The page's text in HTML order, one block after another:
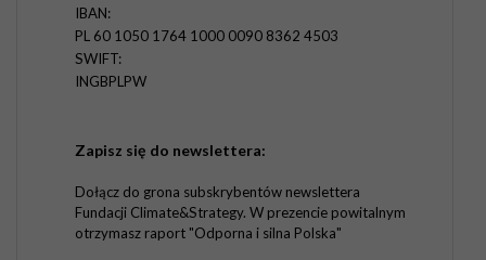
IBAN:
PL 60 1050 1764 1000 0090 8362 4503
SWIFT:
INGBPLPW
Zapisz się do newslettera:
Dołącz do grona subskrybentów newslettera
Fundacji Climate&Strategy. W prezencie powitalnym
otrzymasz raport "Odporna i silna Polska"